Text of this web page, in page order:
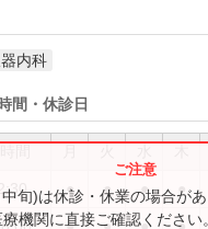
内科
間・休診日
● ● ● ●
旬)は休診・休業の場合が
機関に直接ご確認ください。